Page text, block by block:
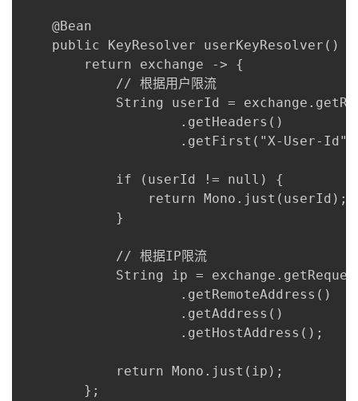
    @Bean
    public KeyResolver userKeyResolver() {
        return exchange -> {
            // 根据用户限流
String userId =
                    .getHeaders()
.getFirst("X-User-
            if (userId != null) {
                return Mono.just(userId);
            }
            // 根据IP限流
String ip =
                    .getRemoteAddress()
                    .getAddress()
                    .getHostAddress();
            return Mono.just(ip);
        };